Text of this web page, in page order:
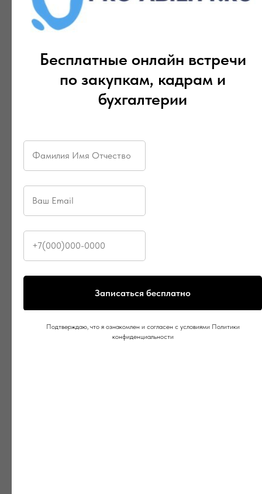
Бесплатные онлайн встречи
по закупкам, кадрам и
бухгалтерии
Записаться бесплатно
Подтверждаю, что я ознакомлен и согласен с условиями Политики
конфиденциальности